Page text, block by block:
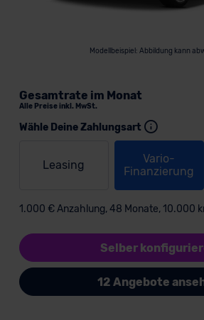
Modellbeispiel: Abbildung kann
Wähle Deine Zahlungsart
Leasing
Vario-
Finanzierung
1.000 € Anzahlung, 48 Monate, 10.000
Gesamtrate im Monat
Alle Preise inkl. MwSt.
Selber
12 Angebote